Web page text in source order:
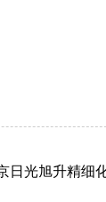
日光旭升精细